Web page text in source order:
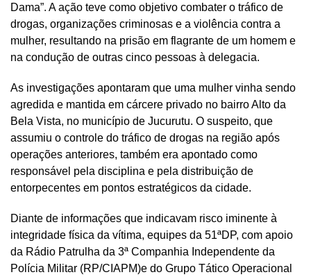
Dama”. A ação teve como objetivo combater o tráfico de
drogas, organizações criminosas e a violência contra a
mulher, resultando na prisão em flagrante de um homem e
na condução de outras cinco pessoas à delegacia.
As investigações apontaram que uma mulher vinha sendo
agredida e mantida em cárcere privado no bairro Alto da
Bela Vista, no município de Jucurutu. O suspeito, que
assumiu o controle do tráfico de drogas na região após
operações anteriores, também era apontado como
responsável pela disciplina e pela distribuição de
entorpecentes em pontos estratégicos da cidade.
Diante de informações que indicavam risco iminente à
integridade física da vítima, equipes da 51ªDP, com apoio
da Rádio Patrulha da 3ª Companhia Independente da
Polícia Militar (RP/CIAPM)e do Grupo Tático Operacional